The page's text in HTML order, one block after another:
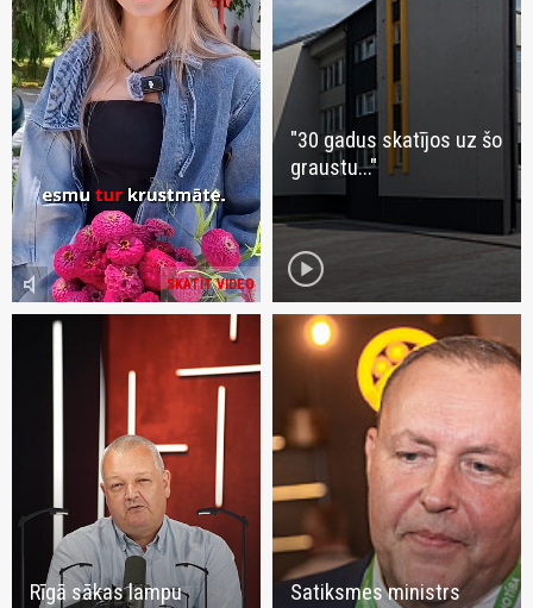
SKATĪT VIDEO
volume_mute
"30 gadus skatījos uz šo
graustu..."
play_circle
Rīgā sākas lampu
Satiksmes ministrs